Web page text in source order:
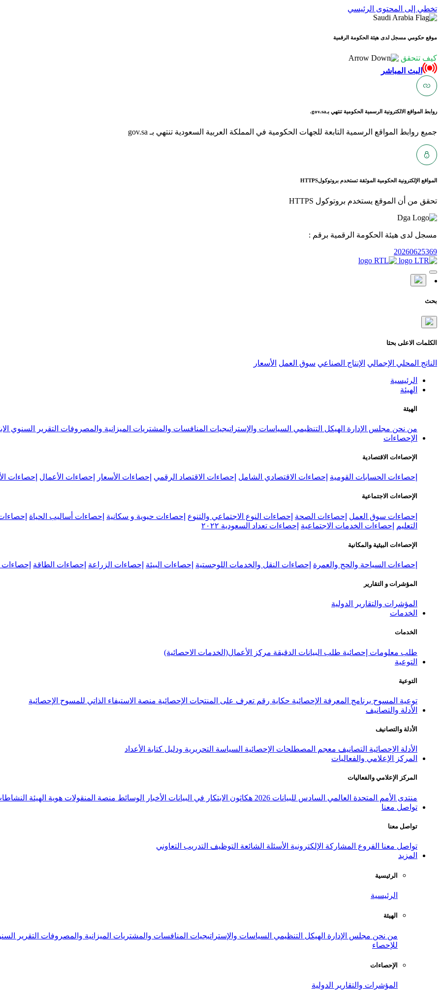
تخطي إلى المحتوى الرئيسي
موقع حكومي مسجل لدى هيئة الحكومة الرقمية
كيف تتحقق
البث المباشر
روابط المواقع الالكترونية الرسمية الحكومية تنتهي بـgov.sa.
جميع روابط المواقع الرسمية التابعة للجهات الحكومية في المملكة العربية السعودية تنتهي بـ gov.sa
المواقع الإلكترونية الحكومية الموثقة تستخدم بروتوكولHTTPS
تحقق من أن الموقع يستخدم بروتوكول HTTPS
مسجل لدى هيئة الحكومة الرقمية برقم :
20260625369
بحث
الكلمات الاعلى بحثا
الناتج المحلي الإجمالي الإنتاج الصناعي سوق العمل الأسعار
الرئيسية
الهيئة
الهيئة
من نحن مجلس الإدارة الهيكل التنظيمي السياسات والإستراتيجيات المنافسات والمشتريات الميزانية والمصروفات التقرير السنوي
الإحصاءات
الإحصاءات الاقتصادية
إحصاءات الحسابات القومية إحصاءات الاقتصادي الشامل إحصاءات الاقتصاد الرقمي إحصاءات الأسعار إحصاءات الأعمال إحصاءات
الإحصاءات الاجتماعية
إحصاءات سوق العمل إحصاءات الصحة إحصاءات النوع الاجتماعي والتنوع إحصاءات حيوية و سكانية إحصاءات أساليب الحياة
التعليم
إحصاءات الخدمات الاجتماعية إحصاءات تعداد السعودية ٢٠٢٢
الإحصاءات البيئية والمكانية
إحصاءات السياحة والحج والعمرة إحصاءات النقل والخدمات اللوجستية إحصاءات البيئة إحصاءات الزراعة إحصاءات الطاقة إحصاءات
المؤشرات و التقارير
المؤشرات والتقارير الدولية
الخدمات
الخدمات
طلب معلومات إحصائية طلب البيانات الدقيقة مركز الأعمال(الخدمات الاحصائية)
التوعية
التوعية
توعية المسوح برنامج المعرفة الإحصائية حكاية رقم تعرف على المنتجات الإحصائية منصة الاستيفاء الذاتي للمسوح الإحصائية
الأدلة والتصانيف
الأدلة والتصانيف
الأدلة الإحصائية التصانيف معجم المصطلحات الإحصائية السياسة التحريرية ودليل كتابة الأعداد
المركز الإعلامي والفعاليات
المركز الإعلامي والفعاليات
منتدى الأمم المتحدة العالمي السادس للبيانات 2026 هكاثون الابتكار في البيانات الأخبار الوسائط منصة المنقولات هوية الهيئة
تواصل معنا
تواصل معنا
تواصل معنا الفروع المشاركة الإلكترونية الأسئلة الشائعة التوظيف التدريب التعاوني
المزيد
الرئيسية
الرئيسية
الهيئة
من نحن مجلس الإدارة الهيكل التنظيمي السياسات والإستراتيجيات المنافسات والمشتريات الميزانية والمصروفات التقرير
للإحصاء
الإحصاءات
المؤشرات والتقارير الدولية